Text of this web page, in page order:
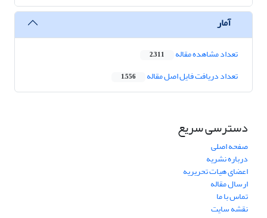
آمار
تعداد مشاهده مقاله 2,311
تعداد دریافت فایل اصل مقاله 1,556
دسترسی سریع
صفحه اصلی
درباره نشریه
اعضای هیات تحریریه
ارسال مقاله
تماس با ما
نقشه سایت